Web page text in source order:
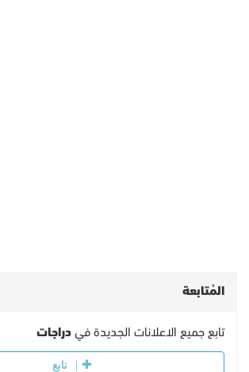
المُتابعة
تابع جميع الاعلانات الجديدة في دراجات
تابع